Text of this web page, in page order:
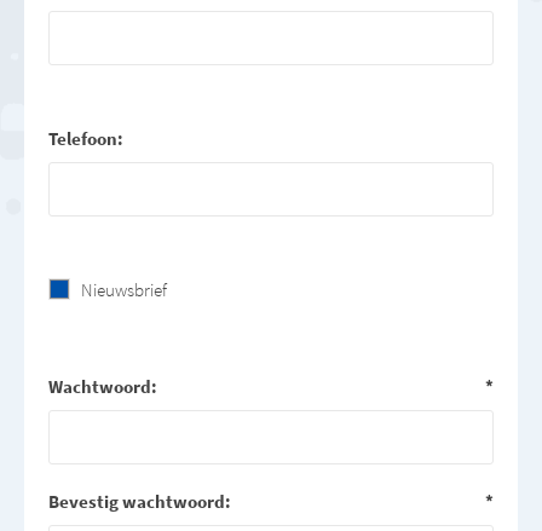
Telefoon:
Nieuwsbrief
Wachtwoord: *
Bevestig wachtwoord: *